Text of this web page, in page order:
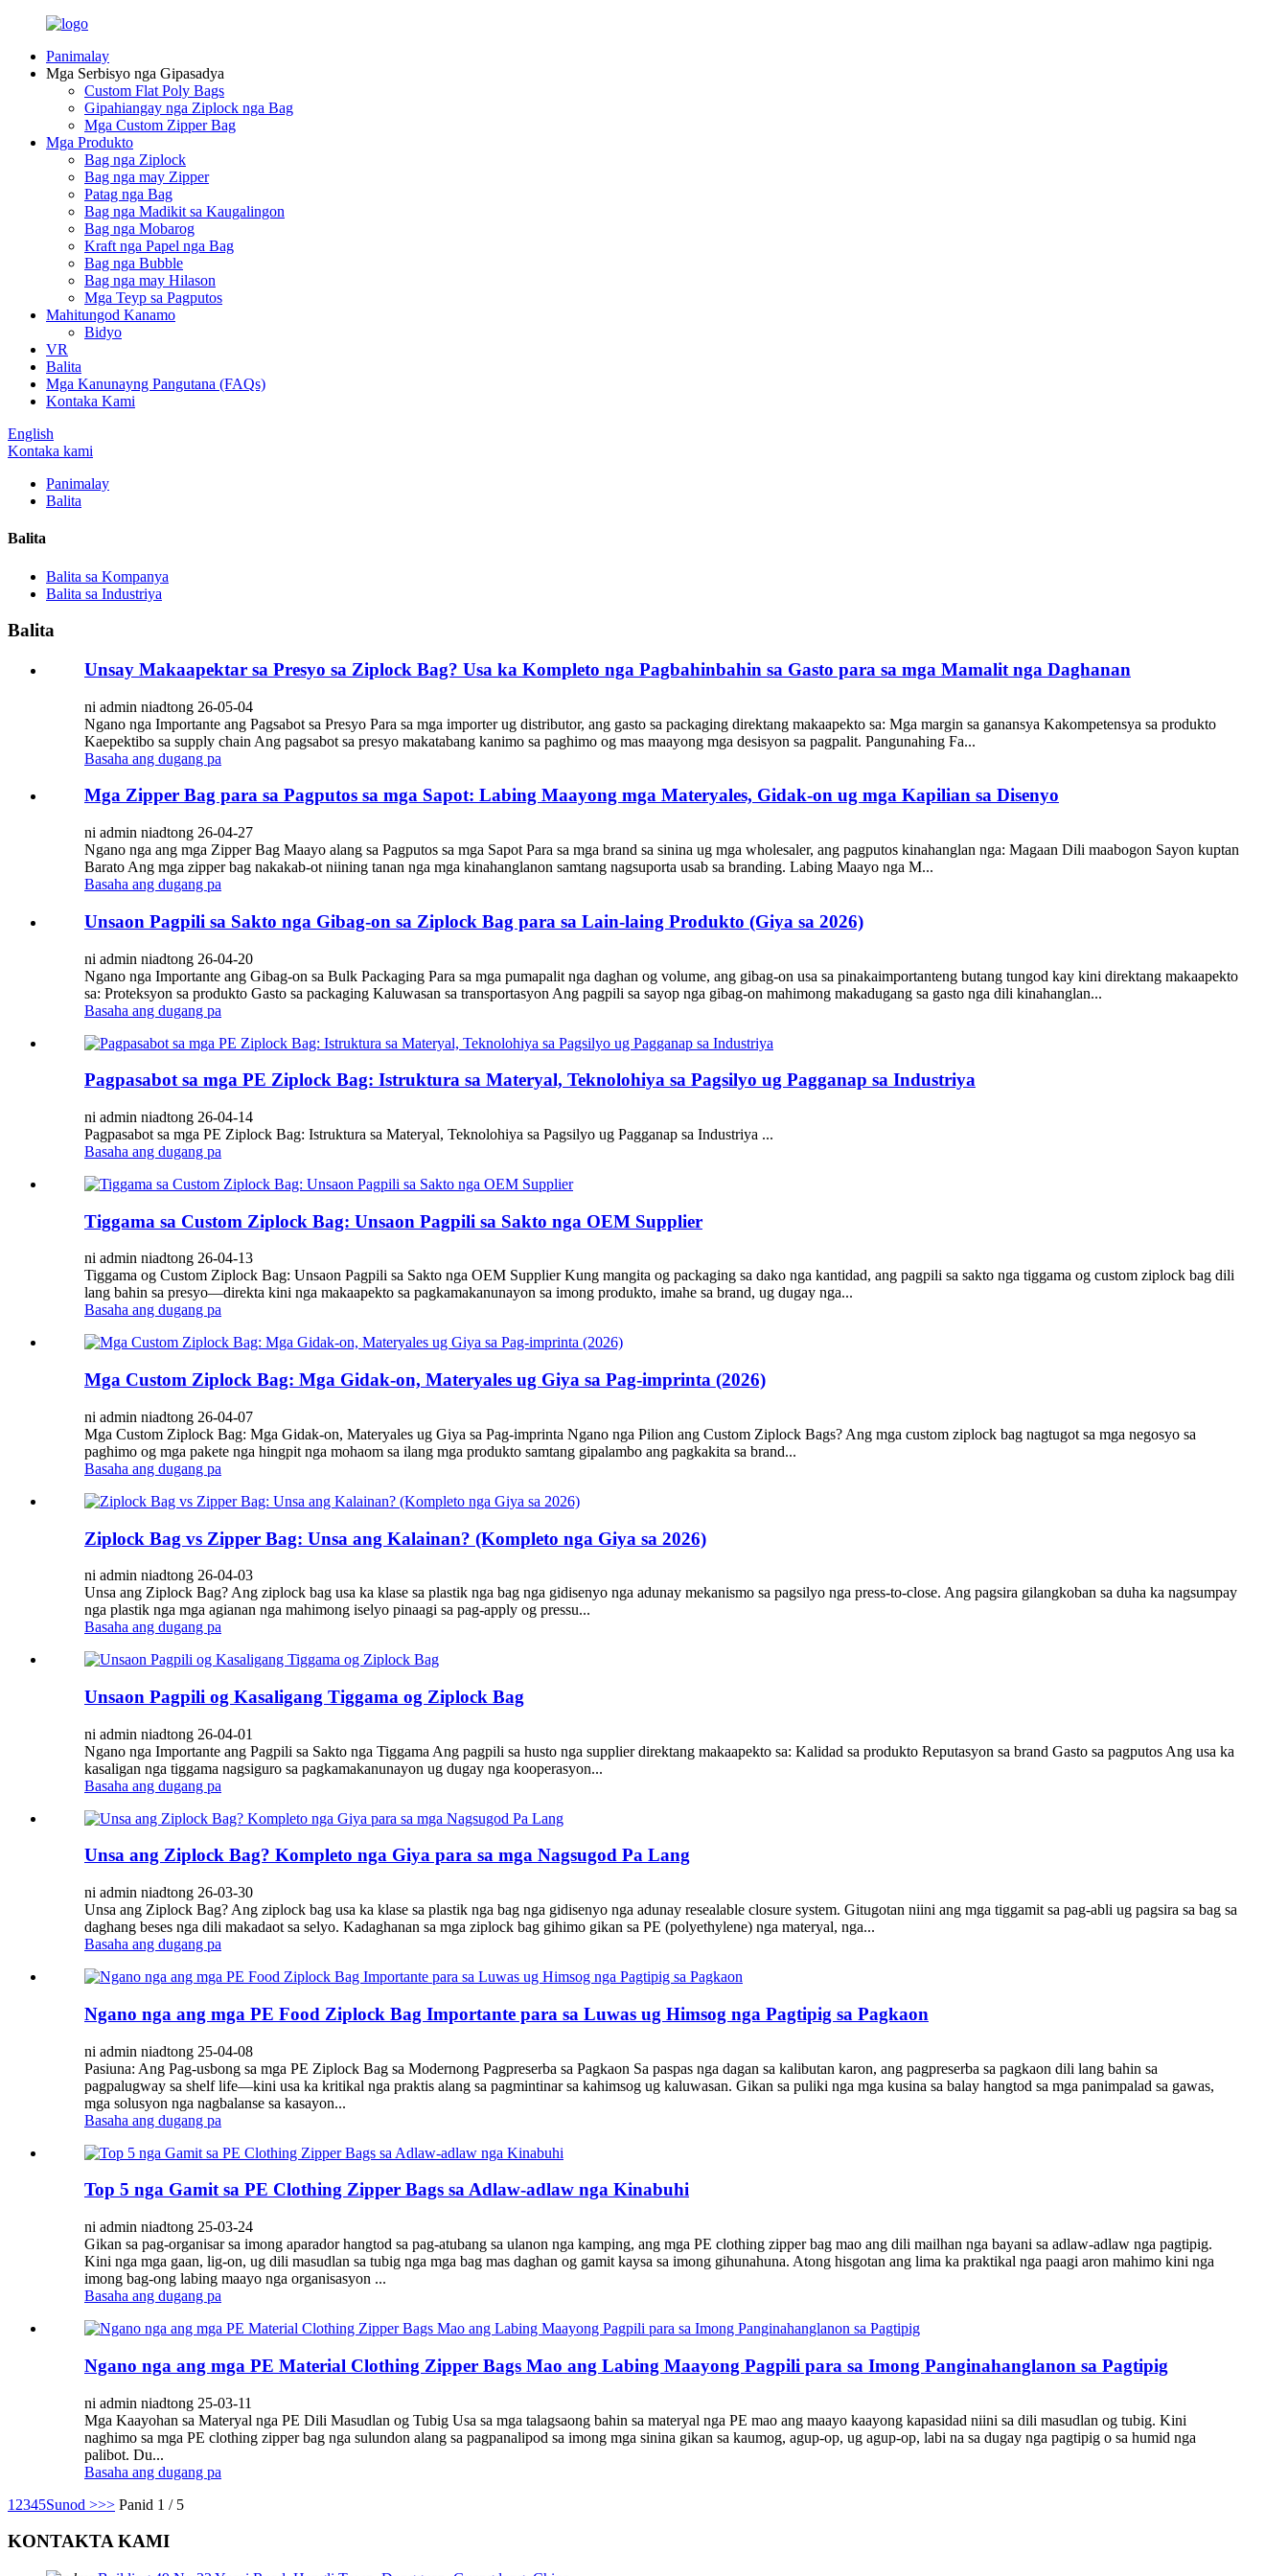
Panimalay
Mga Serbisyo nga Gipasadya
Custom Flat Poly Bags
Gipahiangay nga Ziplock nga Bag
Mga Custom Zipper Bag
Mga Produkto
Bag nga Ziplock
Bag nga may Zipper
Patag nga Bag
Bag nga Madikit sa Kaugalingon
Bag nga Mobarog
Kraft nga Papel nga Bag
Bag nga Bubble
Bag nga may Hilason
Mga Teyp sa Pagputos
Mahitungod Kanamo
Bidyo
VR
Balita
Mga Kanunayng Pangutana (FAQs)
Kontaka Kami
English
Kontaka kami
Panimalay
Balita
Balita
Balita sa Kompanya
Balita sa Industriya
Balita
Unsay Makaapektar sa Presyo sa Ziplock Bag? Usa ka Kompleto nga Pagbahinbahin sa Gasto para sa mga Mamalit nga Daghanan
ni admin niadtong 26-05-04
Ngano nga Importante ang Pagsabot sa Presyo Para sa mga importer ug distributor, ang gasto sa packaging direktang makaapekto sa: Mga margin sa ganansya Kakompetensya sa produkto
Kaepektibo sa supply chain Ang pagsabot sa presyo makatabang kanimo sa paghimo og mas maayong mga desisyon sa pagpalit. Pangunahing Fa...
Basaha ang dugang pa
Mga Zipper Bag para sa Pagputos sa mga Sapot: Labing Maayong mga Materyales, Gidak-on ug mga Kapilian sa Disenyo
ni admin niadtong 26-04-27
Ngano nga ang mga Zipper Bag Maayo alang sa Pagputos sa mga Sapot Para sa mga brand sa sinina ug mga wholesaler, ang pagputos kinahanglan nga: Magaan Dili maabogon Sayon kuptan
Barato Ang mga zipper bag nakakab-ot niining tanan nga mga kinahanglanon samtang nagsuporta usab sa branding. Labing Maayo nga M...
Basaha ang dugang pa
Unsaon Pagpili sa Sakto nga Gibag-on sa Ziplock Bag para sa Lain-laing Produkto (Giya sa 2026)
ni admin niadtong 26-04-20
Ngano nga Importante ang Gibag-on sa Bulk Packaging Para sa mga pumapalit nga daghan og volume, ang gibag-on usa sa pinakaimportanteng butang tungod kay kini direktang makaapekto
sa: Proteksyon sa produkto Gasto sa packaging Kaluwasan sa transportasyon Ang pagpili sa sayop nga gibag-on mahimong makadugang sa gasto nga dili kinahanglan...
Basaha ang dugang pa
Pagpasabot sa mga PE Ziplock Bag: Istruktura sa Materyal, Teknolohiya sa Pagsilyo ug Pagganap sa Industriya
ni admin niadtong 26-04-14
Pagpasabot sa mga PE Ziplock Bag: Istruktura sa Materyal, Teknolohiya sa Pagsilyo ug Pagganap sa Industriya ...
Basaha ang dugang pa
Tiggama sa Custom Ziplock Bag: Unsaon Pagpili sa Sakto nga OEM Supplier
ni admin niadtong 26-04-13
Tiggama og Custom Ziplock Bag: Unsaon Pagpili sa Sakto nga OEM Supplier Kung mangita og packaging sa dako nga kantidad, ang pagpili sa sakto nga tiggama og custom ziplock bag dili
lang bahin sa presyo—direkta kini nga makaapekto sa pagkamakanunayon sa imong produkto, imahe sa brand, ug dugay nga...
Basaha ang dugang pa
Mga Custom Ziplock Bag: Mga Gidak-on, Materyales ug Giya sa Pag-imprinta (2026)
ni admin niadtong 26-04-07
Mga Custom Ziplock Bag: Mga Gidak-on, Materyales ug Giya sa Pag-imprinta Ngano nga Pilion ang Custom Ziplock Bags? Ang mga custom ziplock bag nagtugot sa mga negosyo sa
paghimo og mga pakete nga hingpit nga mohaom sa ilang mga produkto samtang gipalambo ang pagkakita sa brand...
Basaha ang dugang pa
Ziplock Bag vs Zipper Bag: Unsa ang Kalainan? (Kompleto nga Giya sa 2026)
ni admin niadtong 26-04-03
Unsa ang Ziplock Bag? Ang ziplock bag usa ka klase sa plastik nga bag nga gidisenyo nga adunay mekanismo sa pagsilyo nga press-to-close. Ang pagsira gilangkoban sa duha ka nagsumpay
nga plastik nga mga agianan nga mahimong iselyo pinaagi sa pag-apply og pressu...
Basaha ang dugang pa
Unsaon Pagpili og Kasaligang Tiggama og Ziplock Bag
ni admin niadtong 26-04-01
Ngano nga Importante ang Pagpili sa Sakto nga Tiggama Ang pagpili sa husto nga supplier direktang makaapekto sa: Kalidad sa produkto Reputasyon sa brand Gasto sa pagputos Ang usa ka
kasaligan nga tiggama nagsiguro sa pagkamakanunayon ug dugay nga kooperasyon...
Basaha ang dugang pa
Unsa ang Ziplock Bag? Kompleto nga Giya para sa mga Nagsugod Pa Lang
ni admin niadtong 26-03-30
Unsa ang Ziplock Bag? Ang ziplock bag usa ka klase sa plastik nga bag nga gidisenyo nga adunay resealable closure system. Gitugotan niini ang mga tiggamit sa pag-abli ug pagsira sa bag sa
daghang beses nga dili makadaot sa selyo. Kadaghanan sa mga ziplock bag gihimo gikan sa PE (polyethylene) nga materyal, nga...
Basaha ang dugang pa
Ngano nga ang mga PE Food Ziplock Bag Importante para sa Luwas ug Himsog nga Pagtipig sa Pagkaon
ni admin niadtong 25-04-08
Pasiuna: Ang Pag-usbong sa mga PE Ziplock Bag sa Modernong Pagpreserba sa Pagkaon Sa paspas nga dagan sa kalibutan karon, ang pagpreserba sa pagkaon dili lang bahin sa
pagpalugway sa shelf life—kini usa ka kritikal nga praktis alang sa pagmintinar sa kahimsog ug kaluwasan. Gikan sa puliki nga mga kusina sa balay hangtod sa mga panimpalad sa gawas,
mga solusyon nga nagbalanse sa kasayon...
Basaha ang dugang pa
Top 5 nga Gamit sa PE Clothing Zipper Bags sa Adlaw-adlaw nga Kinabuhi
ni admin niadtong 25-03-24
Gikan sa pag-organisar sa imong aparador hangtod sa pag-atubang sa ulanon nga kamping, ang mga PE clothing zipper bag mao ang dili mailhan nga bayani sa adlaw-adlaw nga pagtipig.
Kini nga mga gaan, lig-on, ug dili masudlan sa tubig nga mga bag mas daghan og gamit kaysa sa imong gihunahuna. Atong hisgotan ang lima ka praktikal nga paagi aron mahimo kini nga
imong bag-ong labing maayo nga organisasyon ...
Basaha ang dugang pa
Ngano nga ang mga PE Material Clothing Zipper Bags Mao ang Labing Maayong Pagpili para sa Imong Panginahanglanon sa Pagtipig
ni admin niadtong 25-03-11
Mga Kaayohan sa Materyal nga PE Dili Masudlan og Tubig Usa sa mga talagsaong bahin sa materyal nga PE mao ang maayo kaayong kapasidad niini sa dili masudlan og tubig. Kini
naghimo sa mga PE clothing zipper bag nga sulundon alang sa pagpanalipod sa imong mga sinina gikan sa kaumog, agup-op, ug agup-op, labi na sa dugay nga pagtipig o sa humid nga
palibot. Du...
Basaha ang dugang pa
1 2345Sunod >>> Panid 1 / 5
KONTAKTA KAMI